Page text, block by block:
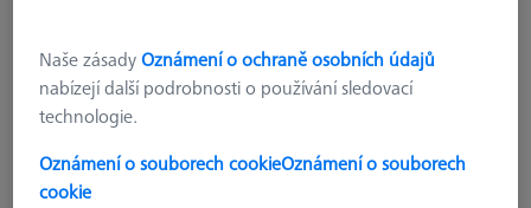
604001-3807-000
€ 565.00
Naše zásadyOznámení o ochraně osobních údajů
nabízejí další podrobnosti o používání sledovací
technologie.
Oznámení o souborech cookieOznámení o souborech
cookie